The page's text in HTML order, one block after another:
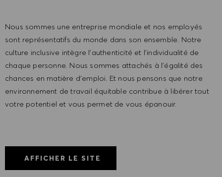
Nous sommes une entreprise mondiale et nos employés
sont représentatifs du monde dans son ensemble. Notre
culture inclusive intègre l'authenticité et l'individualité de
chaque personne. Nous sommes attachés à l'égalité des
chances en matière d'emploi. Et nous pensons que notre
environnement de travail équitable contribue à libérer tout
votre potentiel et vous permet de vous épanouir.
AFFICHER LE SITE